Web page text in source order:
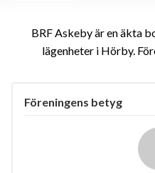
BRF Askeby är en äkta
lägenheter i Hörby.
Föreningens betyg